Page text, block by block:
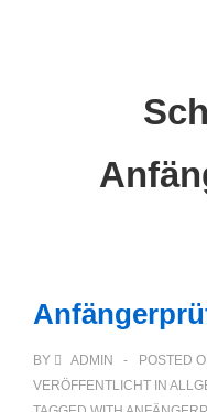
BY ADMIN POSTED
VERÖFFENTLICHT IN